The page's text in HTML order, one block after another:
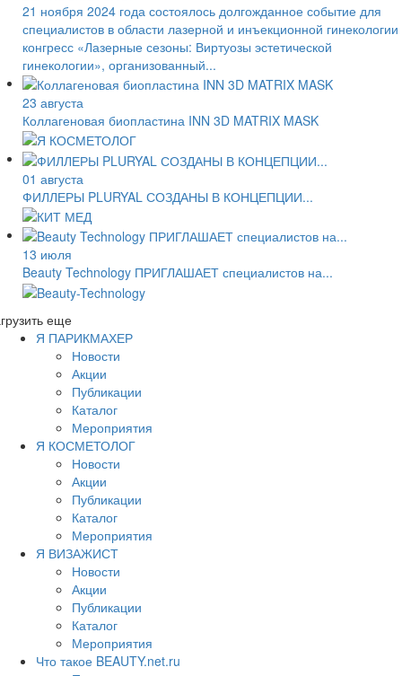
21 ноября 2024 года состоялось долгожданное событие для
специалистов в области лазерной и инъекционной гинекологии
конгресс «Лазерные сезоны: Виртуозы эстетической
гинекологии», организованный...
23 августа
Коллагеновая биопластина INN 3D MATRIX MASK
01 августа
ФИЛЛЕРЫ PLURYAL СОЗДАНЫ В КОНЦЕПЦИИ...
13 июля
Beauty Technology ПРИГЛАШАЕТ специалистов на...
еще
Я ПАРИКМАХЕР
Новости
Акции
Публикации
Каталог
Мероприятия
Я КОСМЕТОЛОГ
Новости
Акции
Публикации
Каталог
Мероприятия
Я ВИЗАЖИСТ
Новости
Акции
Публикации
Каталог
Мероприятия
Что такое BEAUTY.net.ru